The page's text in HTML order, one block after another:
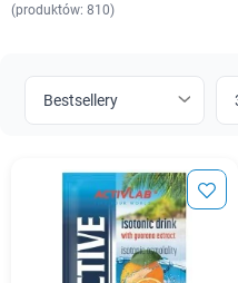
(produktów: 810)